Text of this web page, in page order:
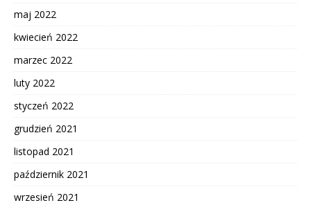
maj 2022
kwiecień 2022
marzec 2022
luty 2022
styczeń 2022
grudzień 2021
listopad 2021
październik 2021
wrzesień 2021